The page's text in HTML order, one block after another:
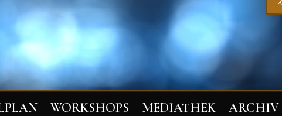
WORKSHOPS MEDIATHEK ARCHIV